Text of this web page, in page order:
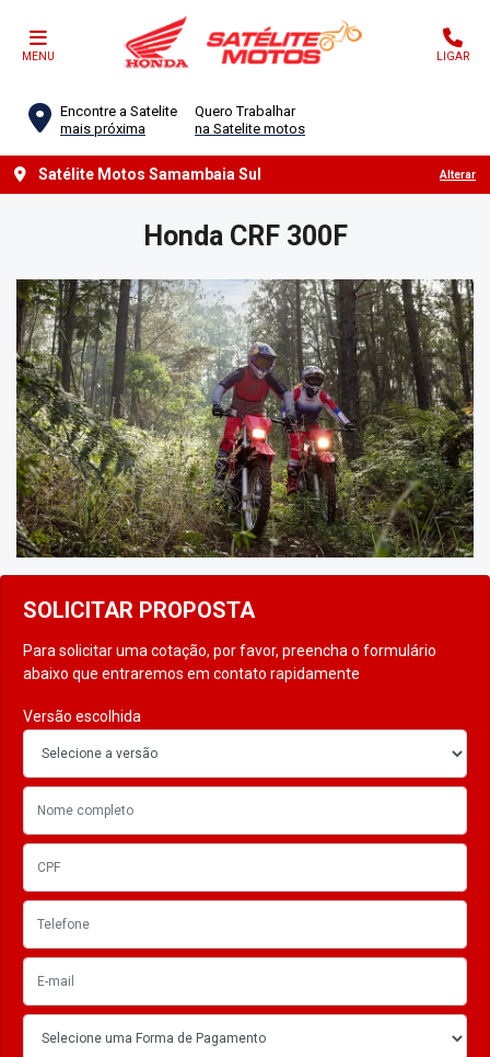
MENU LIGAR
Encontre a Satelite
mais próxima
Quero Trabalhar
na Satelite motos
Satélite Motos Samambaia Sul Alterar
HondaCRF 300F
SOLICITAR PROPOSTA
Para solicitar uma cotação, por favor, preencha o formulário
abaixo que entraremos em contato rapidamente
Versão escolhida
Anterior